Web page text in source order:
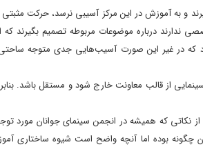
و به آموزش در این مرکز آسیبی نرسد، حرکت
ندارند درباره موضوعات مربوطه تصمیم بگیرند که
کرد که در غیر این صورت آسیب‌هایی جدی متوجه
گرفت تا سازمان سینمایی از قالب معاونت خارج شود و مستقل باشد.
از نکاتی که همیشه در انجمن سینمای جوانان مورد
چگونه بوده اما آنچه واضح است شیوه ساختاری